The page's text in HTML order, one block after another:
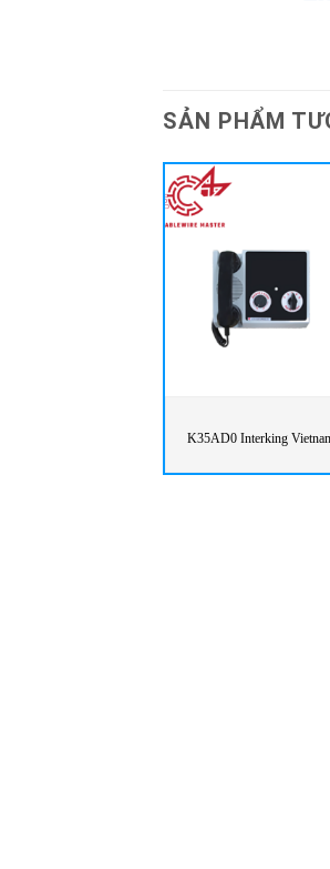
SẢN PHẨM
K35AD0 Interking